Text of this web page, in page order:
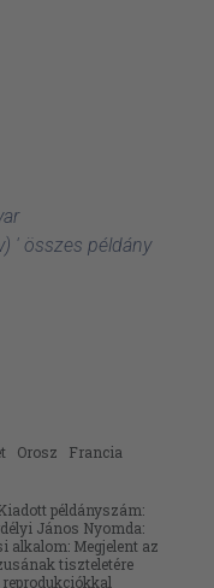
' összes példány
Orosz
Francia
példányszám:
János Nyomda:
alkalom: Megjelent az
tiszteletére